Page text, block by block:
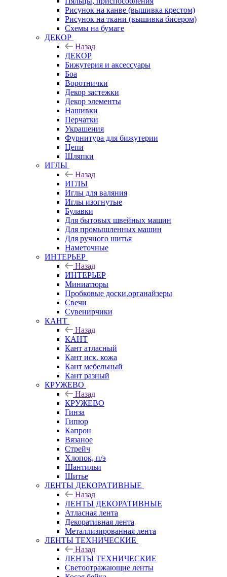
Рисунок на канве (вышивка крестом)
Рисунок на ткани (вышивка бисером)
Схемы на бумаге
ДЕКОР
Назад
ДЕКОР
Бижутерия и аксессуары
Боа
Воротнички
Декор застежки
Декор элементы
Нашивки
Перчатки
Украшения
Фурнитура для бижутерии
Цепи
Шляпки
ИГЛЫ
Назад
ИГЛЫ
Иглы для валяния
Иглы изогнутые
Булавки
Для бытовых швейных машин
Для промышленных машин
Для ручного шитья
Наметочные
ИНТЕРЬЕР
Назад
ИНТЕРЬЕР
Миниатюры
Пробковые доски,органайзеры
Свечи
Сувенирчики
КАНТ
Назад
КАНТ
Кант атласный
Кант иск. кожа
Кант мебельный
Кант разный
КРУЖЕВО
Назад
КРУЖЕВО
Гинза
Гипюр
Капрон
Вязаное
Стрейч
Хлопок, п/э
Шантильи
Шитье
ЛЕНТЫ ДЕКОРАТИВНЫЕ
Назад
ЛЕНТЫ ДЕКОРАТИВНЫЕ
Атласная лента
Декоративная лента
Металлизированная лента
ЛЕНТЫ ТЕХНИЧЕСКИЕ
Назад
ЛЕНТЫ ТЕХНИЧЕСКИЕ
Светоотражающие ленты